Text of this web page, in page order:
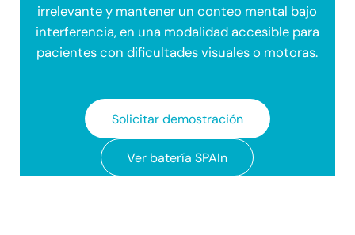
irrelevante y mantener un conteo mental bajo
interferencia, en una modalidad accesible para
pacientes con dificultades visuales o motoras.
Solicitar demostración
Ver batería SPAIn